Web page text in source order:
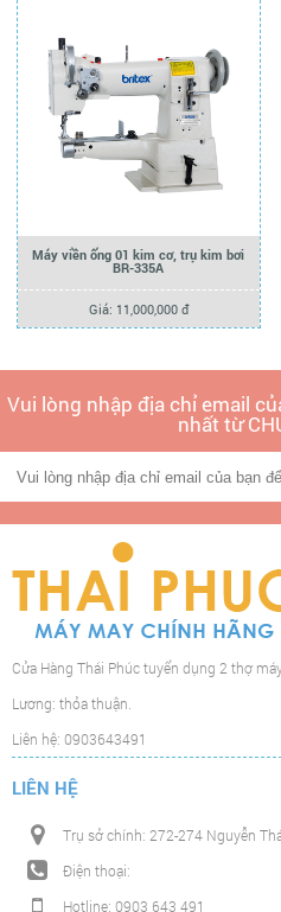
Máy viền ống 01 kim cơ, trụ kim bơi
BR-335A
Giá: 11,000,000 đ
Vui lòng nhập địa chỉ email
nhất từ
Cửa Hàng Thái Phúc tuyển dụng 2 thợ
Lương: thỏa thuận.
Liên hệ: 0903643491
LIÊN HỆ
Trụ sở chính: 272-274 Nguyễn
Điện thoại:
Hotline: 0903 643 491